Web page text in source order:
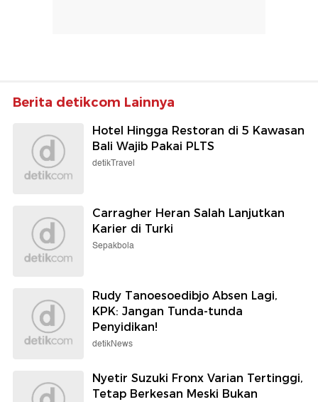
Berita detikcom Lainnya
Hotel Hingga Restoran di 5 Kawasan
Bali Wajib Pakai PLTS
detikTravel
Carragher Heran Salah Lanjutkan
Karier di Turki
Sepakbola
Rudy Tanoesoedibjo Absen Lagi,
KPK: Jangan Tunda-tunda
Penyidikan!
detikNews
Nyetir Suzuki Fronx Varian Tertinggi,
Tetap Berkesan Meski Bukan